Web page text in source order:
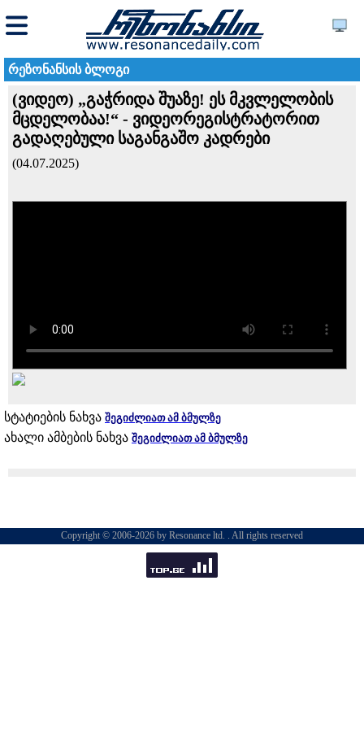
რეზონანსის ბლოგი
(ვიდეო) „გაჭრიდა შუაზე! ეს მკვლელობის
მცდელობაა!“ - ვიდეორეგისტრატორით
გადაღებული საგანგაშო კადრები
(04.07.2025)
სტატიების ნახვა შეგიძლიათ ამ ბმულზე
ახალი ამბების ნახვა შეგიძლიათ ამ ბმულზე
Copyright © 2006-2026 by Resonance ltd. . All rights reserved